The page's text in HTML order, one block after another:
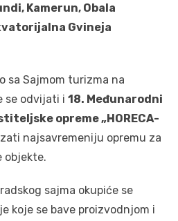
Kamerun, Obala
Gvineja
sa Sajmom turizma na
se odvijati i 18. Međunarodni
opreme „HORECA-
najsavremeniju opremu za
objekte.
sajma okupiće se
koje se bave proizvodnjom i